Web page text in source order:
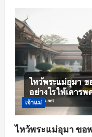
เจ้าแม่
ไหว้พระแม่อุมา ขอ